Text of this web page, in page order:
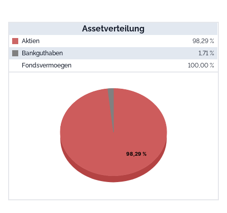
Assetverteilung
Aktien
98,29 %
Bankguthaben
1,71 %
Fondsvermoegen
100,00 %
Pie chart with 2 slices.
View as data table, Chart
98,29 %